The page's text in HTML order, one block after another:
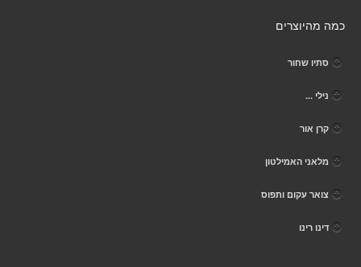
כמה מהיוצרים
סתיו שחור
נילי ...
קרן אור
מלאני האמילטון
צואר עקום ותפוס
דינו רינו